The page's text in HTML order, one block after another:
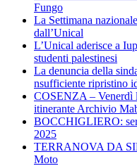
Fungo
La Settimana
dall’Unical
L’Unical aderisce a
studenti palestinesi
La denuncia della
nsufficiente ripristino
COSENZA – Venerdì
itinerante Archivio
BOCCHIGLIERO:
2025
TERRANOVA DA
Moto